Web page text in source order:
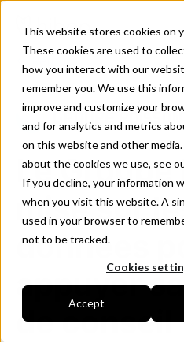
This website stores cookies on
These cookies are used to
how you interact with our
remember you. We use this
improve and customize your
and for analytics and metrics
on this website and other
about the cookies we use, see
If you decline, your information
when you visit this website. A
used in your browser to
not to be tracked.
Cookies
Accept
Le Groupe
mise sur
données
appuyer
de conseil